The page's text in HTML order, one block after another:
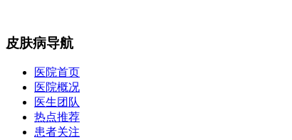
皮肤病导航
医院首页
医院概况
医生团队
热点推荐
患者关注